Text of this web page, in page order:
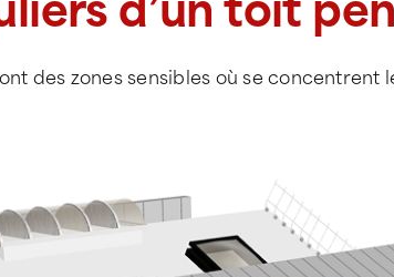
des zones sensibles où se
Lanterneau
Garde-corps
Chéneau
Translucide